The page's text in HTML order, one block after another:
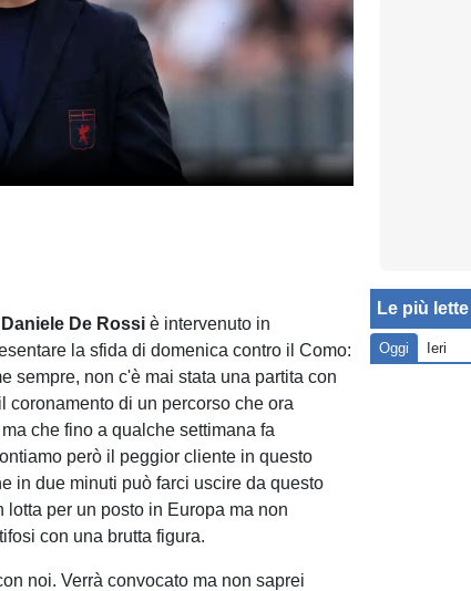
Daniele De Rossiè intervenuto in
la sfida di domenica contro il Como:
sempre, non c'è mai stata una partita con
coronamento di un percorso che ora
che fino a qualche settimana fa
però il peggior cliente in questo
in due minuti può farci uscire da questo
lotta per un posto in Europa ma non
con una brutta figura.
noi. Verrà convocato ma non saprei
Le più lette
Oggi Ieri